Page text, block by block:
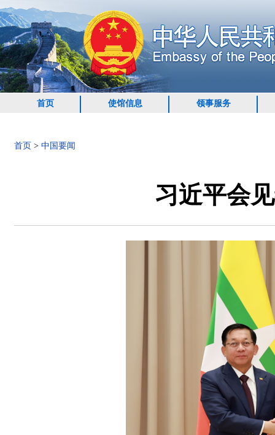
首页 使馆信息 领事服务
首页 > 中国要闻
习近平会